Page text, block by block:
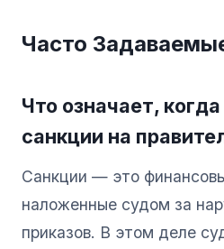
Часто
Что означает,
санкции на
Санкции — это
наложенные судом за
приказов. В этом деле